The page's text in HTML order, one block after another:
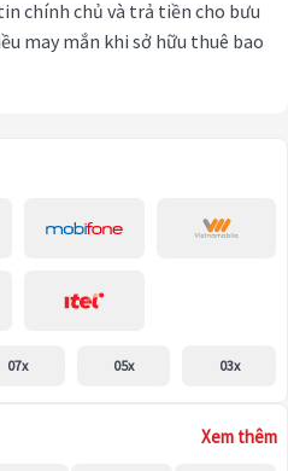
chính chủ và trả tiền cho bưu
may mắn khi sở hữu thuê bao
07x 05x 03x
Xem thêm